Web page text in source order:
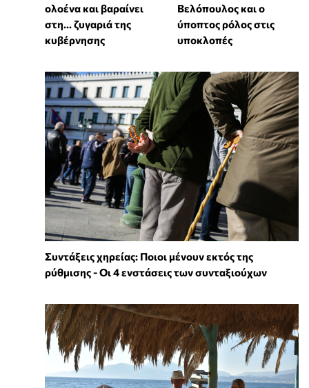
ολοένα και βαραίνει
στη… ζυγαριά της
κυβέρνησης
Βελόπουλος και ο
ύποπτος ρόλος στις
υποκλοπές
Συντάξεις χηρείας: Ποιοι μένουν εκτός της
ρύθμισης - Οι 4 ενστάσεις των συνταξιούχων